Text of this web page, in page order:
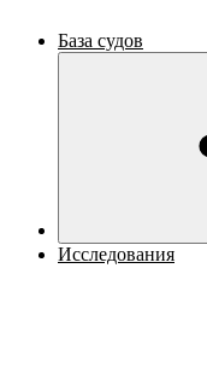
База судов
Исследования